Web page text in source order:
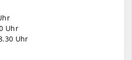
Uhr
Uhr